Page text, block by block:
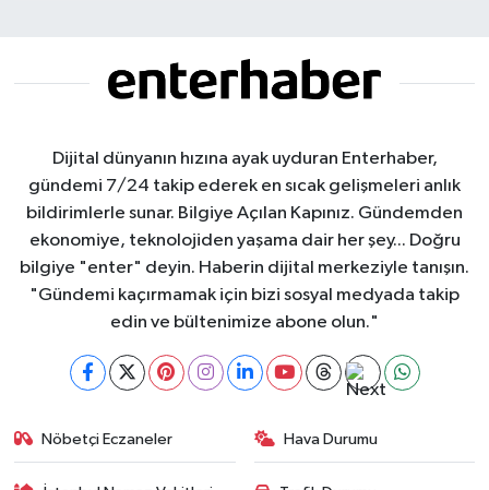
Dijital dünyanın hızına ayak uyduran Enterhaber,
gündemi 7/24 takip ederek en sıcak gelişmeleri anlık
bildirimlerle sunar. Bilgiye Açılan Kapınız. Gündemden
ekonomiye, teknolojiden yaşama dair her şey... Doğru
bilgiye "enter" deyin. Haberin dijital merkeziyle tanışın.
"Gündemi kaçırmamak için bizi sosyal medyada takip
edin ve bültenimize abone olun."
Nöbetçi Eczaneler Hava Durumu